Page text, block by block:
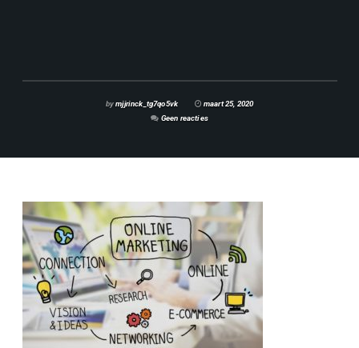
bymjjrinck_tg7qo5vk
maart 25, 2020
Geen reacties